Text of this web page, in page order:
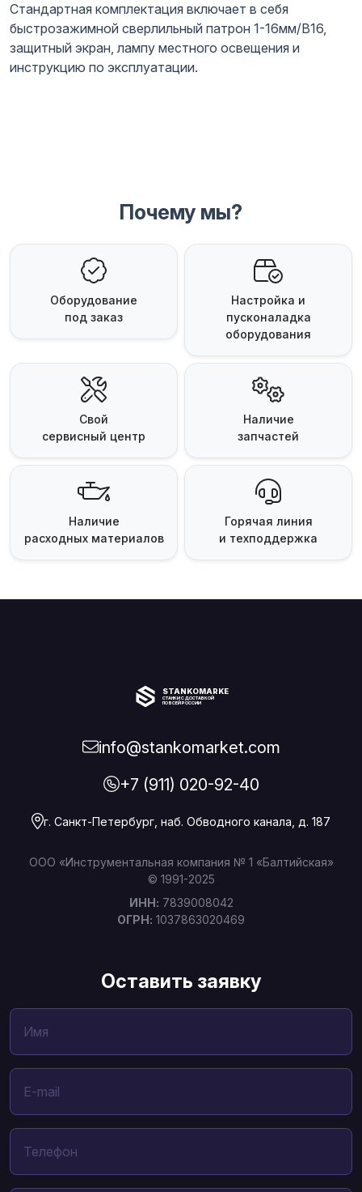
Стандартная комплектация включает в себя
быстрозажимной сверлильный патрон 1-16мм/В16,
защитный экран, лампу местного освещения и
инструкцию по эксплуатации.
Почему мы?
Оборудование
под заказ
Настройка и
пусконаладка
оборудования
Свой
сервисный центр
Наличие
запчастей
Наличие
расходных материалов
Горячая линия
и техподдержка
STANKOMARKET
СТАНКИ С ДОСТАВКОЙ
ПО ВСЕЙ РОССИИ
info@stankomarket.com
+7 (911) 020-92-40
г. Санкт-Петербург, наб. Обводного канала, д. 187
ООО «Инструментальная компания № 1 «Балтийская»
© 1991-2025
ИНН: 7839008042
ОГРН: 1037863020469
Оставить заявку